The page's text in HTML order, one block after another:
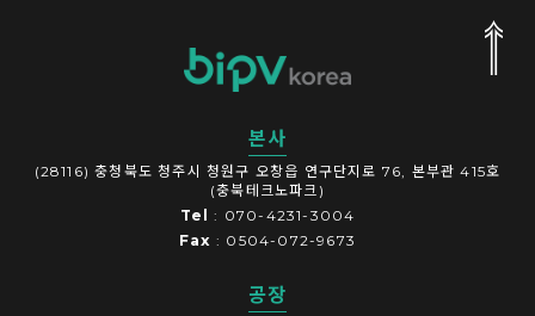
본사
(28116) 충청북도 청주시 청원구 오창읍 연구단지로 76, 본부관 415호
(충북테크노파크)
Tel: 070-4231-3004
Fax : 0504-072-9673
공장